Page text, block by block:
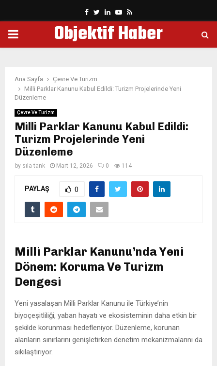
Facebook
Twitter
LinkedinYoutube
Rss
PRIMARYObjektif Haber
Ana Sayfa
Çevre Ve Turizm
Milli Parklar Kanunu Kabul Edildi: Turizm Projelerinde Yeni
Düzenleme
Çevre Ve Turizm
Milli Parklar Kanunu Kabul Edildi:
Turizm Projelerinde Yeni
Düzenleme
by sıla tank Mart 12, 2026 0 114
PAYLAŞ 0
Milli Parklar Kanunu’nda Yeni
Dönem: Koruma Ve Turizm
Dengesi
Yeni yasalaşan Milli Parklar Kanunu ile Türkiye’nin
biyoçeşitliliği, yaban hayatı ve ekosisteminin daha etkin bir
şekilde korunması hedefleniyor. Düzenleme, korunan
alanların sınırlarını genişletirken denetim mekanizmalarını da
sıkılaştırıyor.